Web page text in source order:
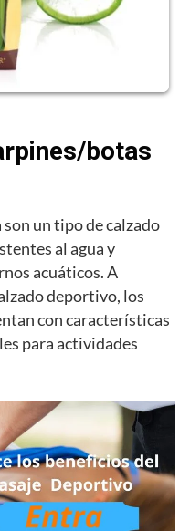
botas
un tipo de calzado
al agua y
acuáticos. A
deportivo, los
con características
para actividades